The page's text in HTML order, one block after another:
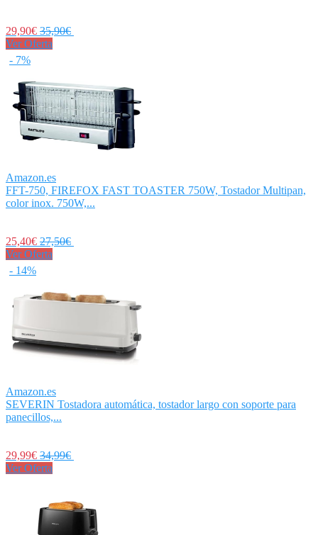
29,90€ 35,90€
Ver Oferta
- 7%
Amazon.es
FFT-750, FIREFOX FAST TOASTER 750W, Tostador Multipan,
color inox. 750W,...
25,40€ 27,50€
Ver Oferta
- 14%
Amazon.es
SEVERIN Tostadora automática, tostador largo con soporte para
panecillos,...
29,99€ 34,99€
Ver Oferta